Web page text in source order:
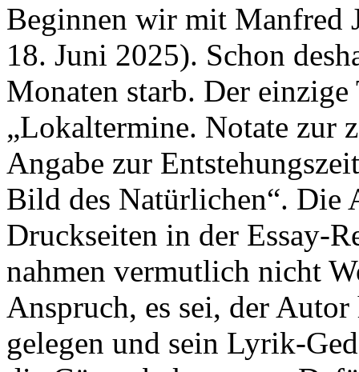
Beginnen wir mit Manfred
18. Juni 2025). Schon
Monaten starb. Der
„Lokaltermine. Notate zur
Angabe zur
Bild des Natürlichen“. Die
Druckseiten in der Essay-
nahmen vermutlich nicht
Anspruch, es sei, der
gelegen und sein Lyrik-